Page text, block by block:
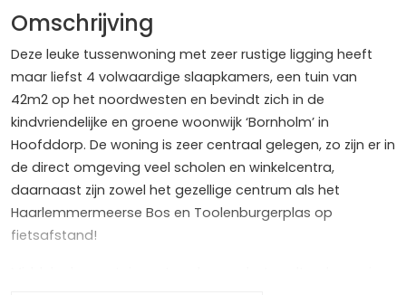
Omschrijving
Deze leuke tussenwoning met zeer rustige ligging heeft
maar liefst 4 volwaardige slaapkamers, een tuin van
42m2 op het noordwesten en bevindt zich in de
kindvriendelijke en groene woonwijk ‘Bornholm’ in
Hoofddorp. De woning is zeer centraal gelegen, zo zijn er in
de direct omgeving veel scholen en winkelcentra,
daarnaast zijn zowel het gezellige centrum als het
Haarlemmermeerse Bos en Toolenburgerplas op
fietsafstand!